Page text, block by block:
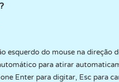
esquerdo do mouse na direção
para atirar
Enter para digitar, Esc para